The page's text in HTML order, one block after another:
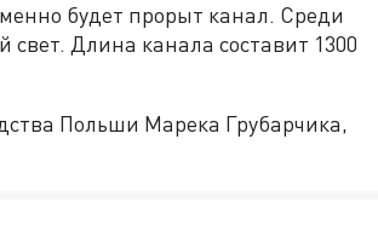
будет прорыт канал. Среди
Длина канала составит 1300
Польши Марека Грубарчика,